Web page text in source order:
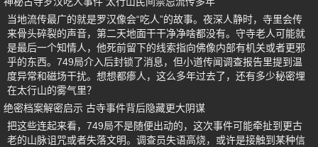
当地流传最广的就是罗汉像会“吃人”的故事。夜深人静时，寺里会传
来骨头碎裂的声音，第二天地面干干净净啥都没有。守寺老人可能就
是最后一个知情人，他死前留下的线索指向佛像内部有机关或者更邪
乎的东西。749局介入后封锁了消息，但小道传闻调查报告里提到温
度异常和磁场干扰。想想都瘆人，这么多年过去了，还有多少秘密埋
在太行山的雾气里？
绝密档案解密启示 古寺事件背后隐藏更大阴谋
把这些连起来看，749局不是随便出动的，这次事件可能牵扯到更古
老的山脉诅咒或者失落文明。调查员失语高烧，或许是接触到某种信